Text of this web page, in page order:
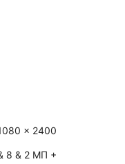
x 2400
8 & 2 МП +